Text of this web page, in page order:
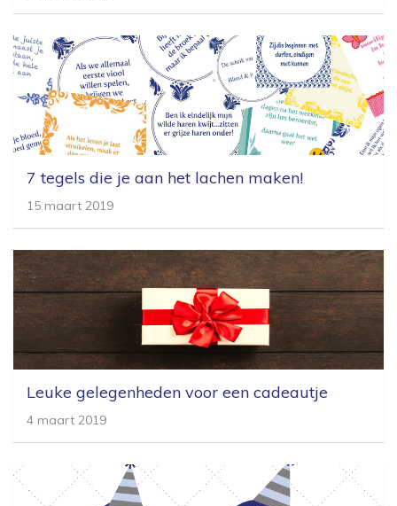
7 tegels die je aan het lachen maken!
15 maart 2019
Leuke gelegenheden voor een cadeautje
4 maart 2019